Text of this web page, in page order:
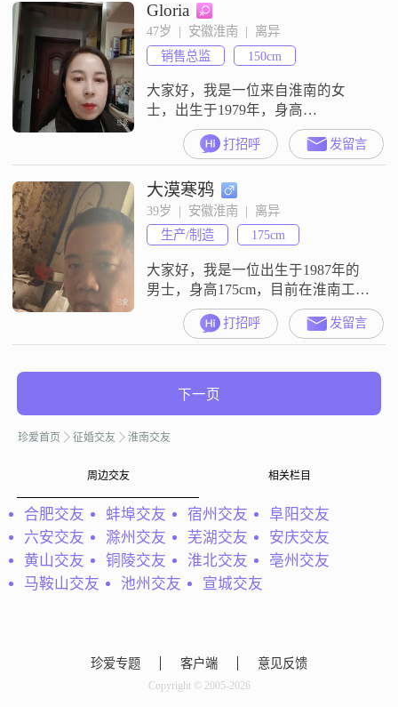
极，对待生活和工作都非常认真
##3002##我相信通过自己的努力，
一定能够取得事业上的成功
##3002##在生活中，我非常注重健
康养生，喜欢追求
Gloria
47岁  |  安徽淮南  |  离异
销售总监
150cm
大家好，我是一位来自淮南的女
士，出生于1979年，身高
150cm##3002##我的月收入在5001到
8000元之间，目前从事一份稳定的
工作##3002##虽然我的学历是高中
及以下，但我相信一个人的价值不
仅仅取决于学历，更在于个人的品
质和能力##3002##我性格随和，容
易相处，总是以真诚的态度对待每
一个人##3002
打招呼 发留言
大漠寒鸦
39岁  |  安徽淮南  |  离异
生产/制造
175cm
大家好，我是一位出生于1987年的
男士，身高175cm，目前在淮南工作
##3002##我的月收入在12001到
20000元之间，虽然学历是高中及以
下，但我一直通过自己的努力在工
一个责任感很强的人，无论是对工
格耐心包
打招呼 发留言
下一页
珍爱首页 征婚交友 淮南交友
周边交友 相关栏目
合肥交友 蚌埠交友 宿州交友
阜阳交友
六安交友
滁州交友 芜湖交友
安庆交友
黄山交友
铜陵交友 淮北交友
亳州交友
马鞍山交友
池州交友 宣城交友
珍爱专题 客户端 意见反馈
Copyright © 2005-2026